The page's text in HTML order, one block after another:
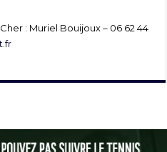
: Muriel Bouijoux – 06 62 44